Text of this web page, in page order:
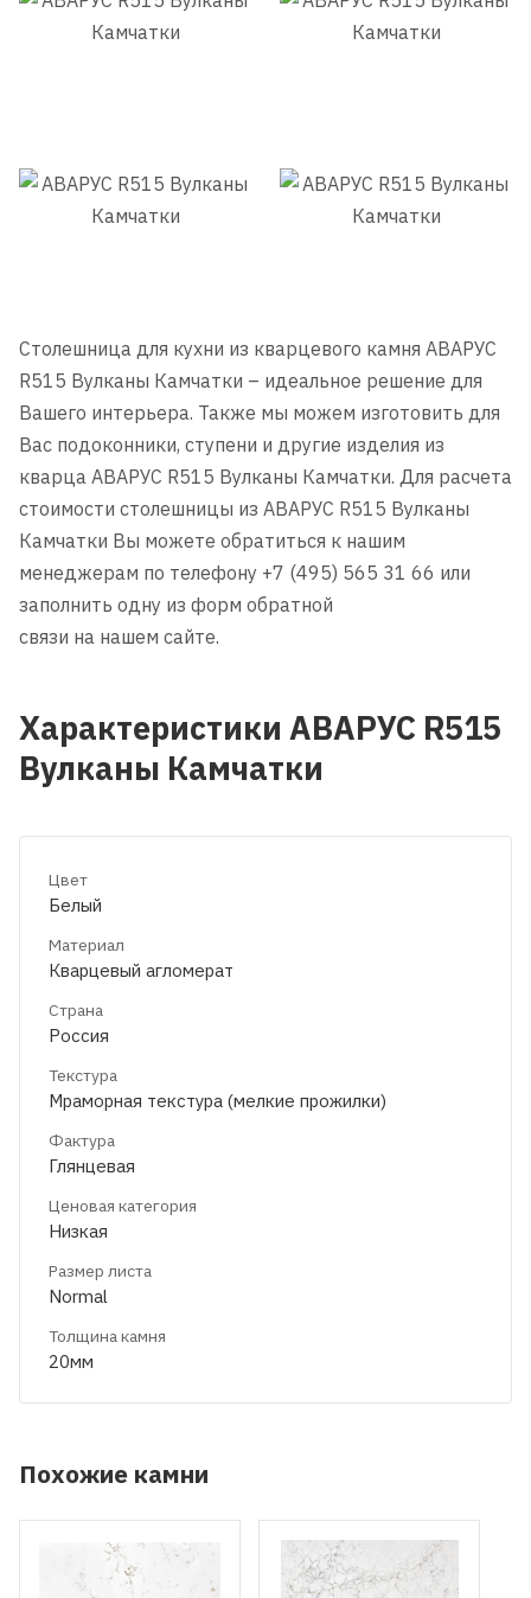
Столешница для кухни из кварцевого камня АВАРУС
R515 Вулканы Камчатки – идеальное решение для
Вашего интерьера. Также мы можем изготовить для
Вас подоконники, ступени и другие изделия из
кварца АВАРУС R515 Вулканы Камчатки. Для расчета
стоимости столешницы из АВАРУС R515 Вулканы
Камчатки Вы можете обратиться к нашим
менеджерам по телефону +7 (495) 565 31 66 или
заполнить одну из форм обратной
связи на нашем сайте.
Характеристики АВАРУС R515
Вулканы Камчатки
Цвет
Белый
Материал
Кварцевый агломерат
Страна
Россия
Текстура
Мраморная текстура (мелкие прожилки)
Фактура
Глянцевая
Ценовая категория
Низкая
Размер листа
Normal
Толщина камня
20мм
Похожие камни